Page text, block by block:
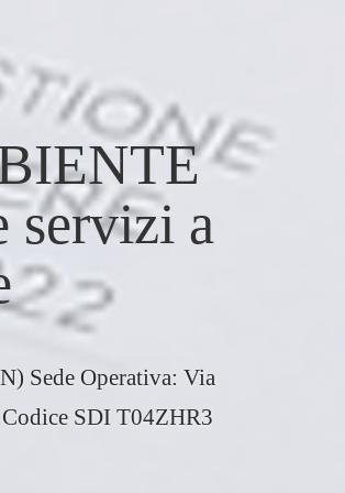
servizi a
Sede Operativa: Via
SDI T04ZHR3